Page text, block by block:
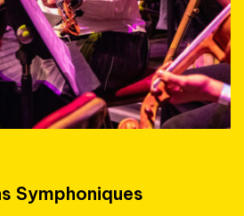
Symphoniques